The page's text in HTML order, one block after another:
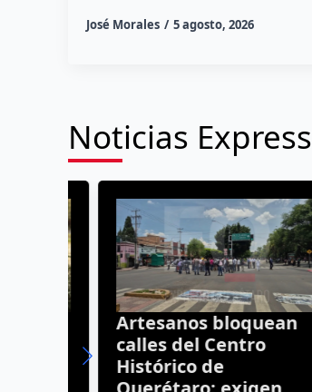
José Morales 5 agosto, 2026
Noticias Express
Artesanos bloquean
calles del Centro
Histórico de